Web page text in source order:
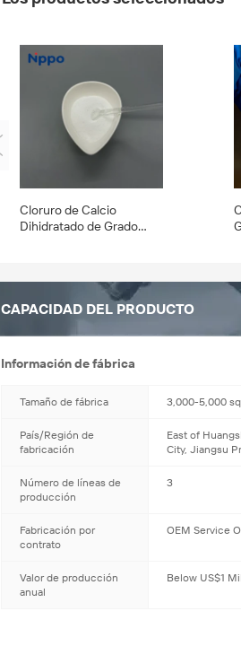
Cloruro de Calcio
Dihidratado de Grado
CAPACIDAD DEL PRODUCTO
Información de fábrica
Tamaño de fábrica 3,000-5,000
País/Región de
fabricación
East of
City, Jiangsu
Número de líneas de
producción
3
Fabricación por
contrato
OEM Service
Valor de producción
anual
Below US$1